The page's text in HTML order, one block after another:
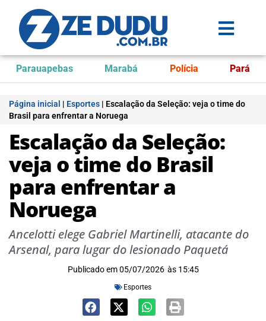
Parauapebas Marabá Polícia Pará
Página inicial | Esportes | Escalação da Seleção: veja o time do
Brasil para enfrentar a Noruega
Escalação da Seleção:
veja o time do Brasil
para enfrentar a
Noruega
Ancelotti elege Gabriel Martinelli, atacante do
Arsenal, para lugar do lesionado Paquetá
Publicado em 05/07/2026 às 15:45
Esportes